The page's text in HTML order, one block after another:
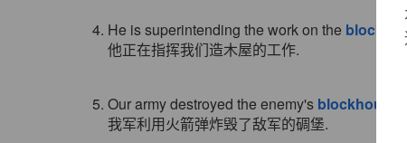
4. He is superintending the work on the
他正在指挥我们造木屋的工作.
5. Our army destroyed the enemy's blockhouse
我军利用火箭弹炸毁了敌军的碉堡.